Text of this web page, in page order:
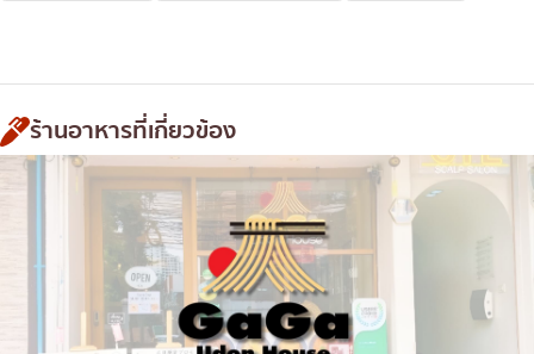
ร้านอาหารที่เกี่ยวข้อง